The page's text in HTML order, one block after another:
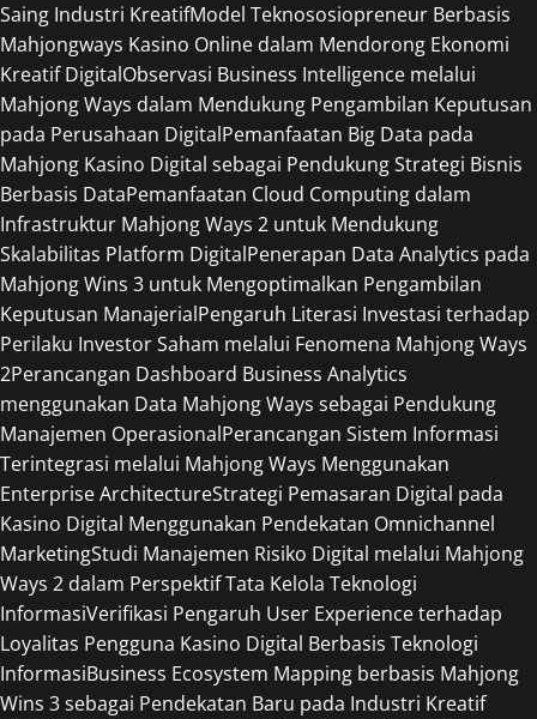
Saing Industri KreatifModel Teknososiopreneur Berbasis
Mahjongways Kasino Online dalam Mendorong Ekonomi
Kreatif DigitalObservasi Business Intelligence melalui
Mahjong Ways dalam Mendukung Pengambilan Keputusan
pada Perusahaan DigitalPemanfaatan Big Data pada
Mahjong Kasino Digital sebagai Pendukung Strategi Bisnis
Berbasis DataPemanfaatan Cloud Computing dalam
Infrastruktur Mahjong Ways 2 untuk Mendukung
Skalabilitas Platform DigitalPenerapan Data Analytics pada
Mahjong Wins 3 untuk Mengoptimalkan Pengambilan
Keputusan ManajerialPengaruh Literasi Investasi terhadap
Perilaku Investor Saham melalui Fenomena Mahjong Ways
2Perancangan Dashboard Business Analytics
menggunakan Data Mahjong Ways sebagai Pendukung
Manajemen OperasionalPerancangan Sistem Informasi
Terintegrasi melalui Mahjong Ways Menggunakan
Enterprise ArchitectureStrategi Pemasaran Digital pada
Kasino Digital Menggunakan Pendekatan Omnichannel
MarketingStudi Manajemen Risiko Digital melalui Mahjong
Ways 2 dalam Perspektif Tata Kelola Teknologi
InformasiVerifikasi Pengaruh User Experience terhadap
Loyalitas Pengguna Kasino Digital Berbasis Teknologi
InformasiBusiness Ecosystem Mapping berbasis Mahjong
Wins 3 sebagai Pendekatan Baru pada Industri Kreatif